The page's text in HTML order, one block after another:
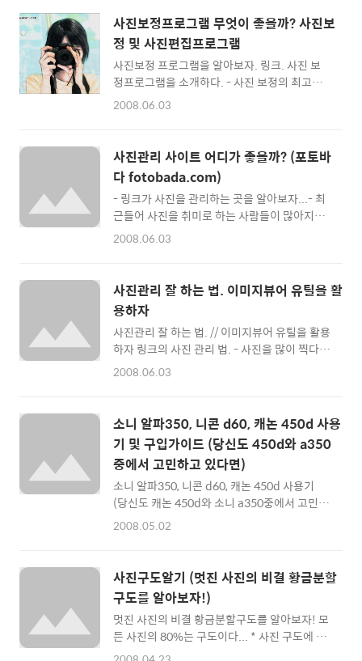
참 많은 카메라를 써봤습니다... 사진을 시작한
지 오래되진 않았지만, 지금까지 잡.아.봤.던 카
메라는 a100, d80, 400d, a700, d40x, a200,
450d, 입니다... 이 밖에도 많은 카메라를 사용
해 봤지만, 저는 고급기종 보다는 언제든지 여유
롭게 들고 나가 찍을 수 있는 보급기 및 입문기
DSLR카메..
사진보정프로그램 무엇이 좋을까? 사진보
정 및 사진편집프로그램
사진보정 프로그램을 알아보자. 링크. 사진 보
정프로그램을 소개하다. - 사진 보정의 최고는
역시 포토샵이다.. 하지만... - 사진보정 프로그
초보자도 간단하게 사용할 수 있는 효과만점의
사진보정 소프트웨어가 많이 있습니다. 최근에
는 설치을 하지 않고 웹상에서도 간단한 보정을
할 수 있는 사이트들도 생겨나고 있네요. 일단,
매우 좋은 사진보정 유틸리티 몇가지를 꼭 소개
해 드리고 싶습니다. 1. 포토스케이프 : 다운로
스케이프 입니다. 보정유틸 중 가장 신속한 업데
이트로 필요한 기능들이 속속 추가되어 있어최
고의 ..
2008.06.03
사진관리 사이트 어디가 좋을까? (포토바
다 fotobada.com)
- 링크가 사진을 관리하는 곳을 알아보자...- 최
근들어 사진을 취미로 하는 사람들이 많아지면
서... 사진이 일상의 한 부분이 되어가는 지금..
무장한 참신한 사이트 들을 소개해 볼까 한다..
>> 1. flickr.com: 전세계 포토그래퍼가 모이는
그곳.. flickr flickr은 전세계 포토그래퍼들이
모이는 곳이다... 이곳에서는 빼어난 사진들을
관람해 볼 수가 있는데 다양한 카메라 기종을 사
용하는 유저들을 만나볼 수 있고, 로모카메라 작
능하다.. 용량제한은 없지만, 200장 이상의 사
진을 관리할 경우, 전에 올린 사진..
2008.06.03
사진관리 잘 하는 법. 이미지뷰어 유틸을 활
용하자
사진관리 잘 하는 법. // 이미지뷰어 유틸을 활용
하자 링크의 사진 관리 법. - 사진을 많이 찍다보
면... 지능적인 방법으로 사진을 관리해야 한다
도로 불어난 사진 량에 놀라게 됩니다. DSLR카
메라는 촬영할 때 '찰칵~' 하는 경쾌한 소리와
감각을 전해주기 때문에 필요이상으로 많은 사
진을 찍게 만드는 카메라입니다. ^^; 그럼 사진
을 잘 관리 할 수 있는 노하우를 알아볼까요...?
1. 날짜별 폴더로 정리한다. 사진을 효과적으로
관리하는 방법은 여러가지가 있겠지만, 날짜별
로 폴더를 만들어서 관리하는 방법이 가낭 무난
보시면, 폴더명을 '날짜 형식'으로 세팅하는 메
뉴..
2008.06.03
소니 알파350, 니콘 d60, 캐논 450d 사용
기 및 구입가이드 (당신도 450d와 a350
중에서 고민하고 있다면)
소니 알파350, 니콘 d60, 캐논 450d 사용기
(당신도 캐논 450d와 소니 a350중에서 고민하
고 있다면) 링크의 DSLR카메라 구입 가이드 들
^^; >> 1. 니콘 d60 -니콘은 DSLR보급기를 컴
팩트 카메라처럼 접근하기 쉽게 포지셔닝 하려
는 것 같다 - 니콘 d60은 d40x의 후속작이라고
볼 수 있습니다. 화소는 1000만화소. 일단 단점
을 따져보면, 카메라에 모터가 들어있지 않아서
AF렌즈가 아니면 수동으로 초점을 맞춰야 한다
2008.05.02
사진구도알기 (멋진 사진의 비결 황금분할
구도를 알아보자!)
멋진 사진의 비결 황금분할구도를 알아보자! 모
든 사진의 80%는 구도이다... * 사진 구도에 대
해 설명하기 위해 다른 분들의 글과 사진을 인용